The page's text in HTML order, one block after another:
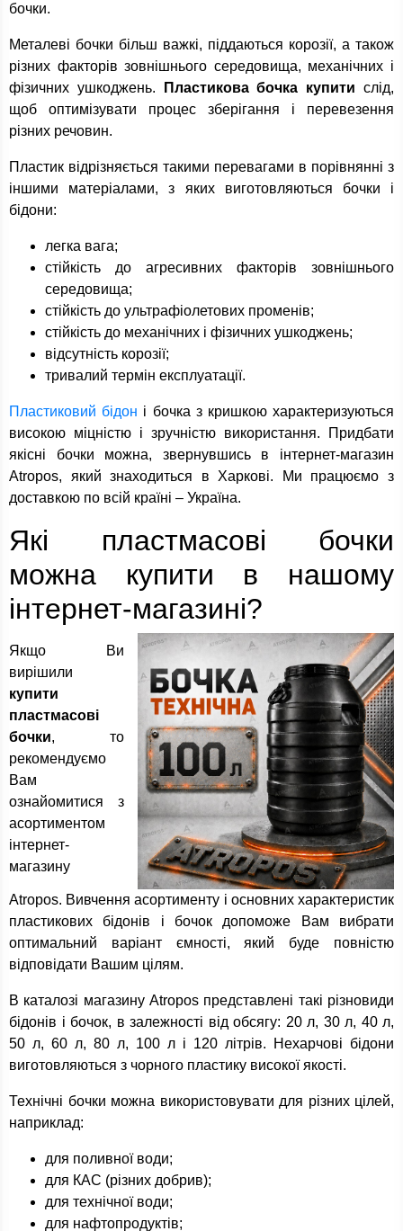
бочки.
Металеві бочки більш важкі, піддаються корозії, а також
різних факторів зовнішнього середовища, механічних і
фізичних ушкоджень.
Пластикова бочка купити слід,
щоб оптимізувати процес зберігання і перевезення
різних речовин.
Пластик відрізняється такими перевагами в порівнянні з
іншими матеріалами, з яких виготовляються бочки і
бідони:
легка вага;
стійкість до агресивних факторів зовнішнього
середовища;
стійкість до ультрафіолетових променів;
стійкість до механічних і фізичних ушкоджень;
відсутність корозії;
тривалий термін експлуатації.
Пластиковий бідон і бочка з кришкою характеризуються
високою міцністю і зручністю використання. Придбати
якісні бочки можна, звернувшись в інтернет-магазин
Atropos, який знаходиться в Харкові. Ми працюємо з
доставкою по всій країні – Україна.
Які пластмасові бочки
можна купити в нашому
інтернет-магазині?
Якщо Ви
вирішили
купити
пластмасові
бочки, то
рекомендуємо
Вам
ознайомитися з
асортиментом
інтернет-
магазину
Atropos. Вивчення асортименту і основних характеристик
пластикових бідонів і бочок допоможе Вам вибрати
оптимальний варіант ємності, який буде повністю
відповідати Вашим цілям.
В каталозі магазину Atropos представлені такі різновиди
бідонів і бочок, в залежності від обсягу: 20 л, 30 л, 40 л,
50 л, 60 л, 80 л, 100 л і 120 літрів. Нехарчові бідони
виготовляються з чорного пластику високої якості.
Технічні бочки можна використовувати для різних цілей,
наприклад:
для поливної води;
для КАС (різних добрив);
для технічної води;
для нафтопродуктів;